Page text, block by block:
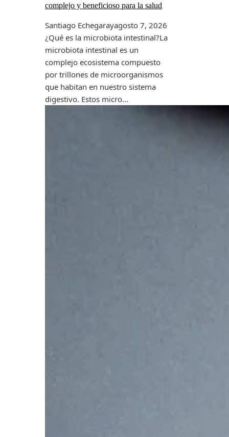
complejo y beneficioso para la salud
Santiago Echegarayagosto 7, 2026
¿Qué es la microbiota intestinal?La
microbiota intestinal es un
complejo ecosistema compuesto
por trillones de microorganismos
que habitan en nuestro sistema
digestivo. Estos micro...